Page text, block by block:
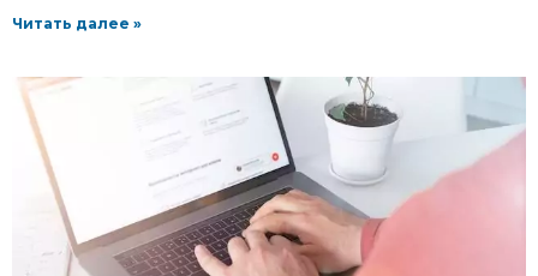
Читать далее »